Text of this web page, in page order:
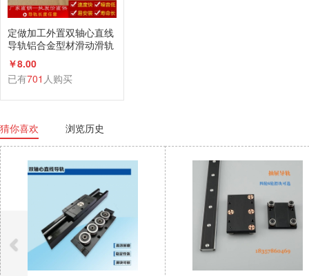
定做加工外置双轴心直线
导轨铝合金型材滑动滑轨
滑台滑块厂家直销
￥8.00
已有701 人购买
猜你喜欢 浏览历史